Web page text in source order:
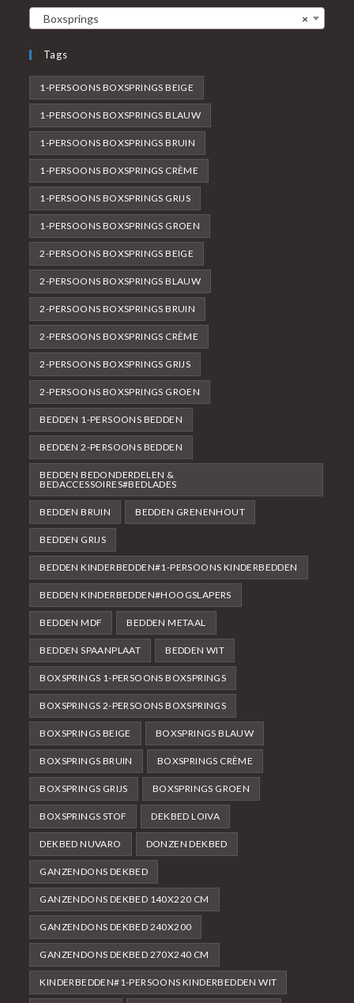
×
Boxsprings
Tags
1-PERSOONS BOXSPRINGS BEIGE
1-PERSOONS BOXSPRINGS BLAUW
1-PERSOONS BOXSPRINGS BRUIN
1-PERSOONS BOXSPRINGS CRÈME
1-PERSOONS BOXSPRINGS GRIJS
1-PERSOONS BOXSPRINGS GROEN
2-PERSOONS BOXSPRINGS BEIGE
2-PERSOONS BOXSPRINGS BLAUW
2-PERSOONS BOXSPRINGS BRUIN
2-PERSOONS BOXSPRINGS CRÈME
2-PERSOONS BOXSPRINGS GRIJS
2-PERSOONS BOXSPRINGS GROEN
BEDDEN 1-PERSOONS BEDDEN
BEDDEN 2-PERSOONS BEDDEN
BEDDEN BEDONDERDELEN &
BEDACCESSOIRES#BEDLADES
BEDDEN BRUIN BEDDEN GRENENHOUT
BEDDEN GRIJS
BEDDEN KINDERBEDDEN#1-PERSOONS KINDERBEDDEN
BEDDEN KINDERBEDDEN#HOOGSLAPERS
BEDDEN MDF BEDDEN METAAL
BEDDEN SPAANPLAAT BEDDEN WIT
BOXSPRINGS 1-PERSOONS BOXSPRINGS
BOXSPRINGS 2-PERSOONS BOXSPRINGS
BOXSPRINGS BEIGE BOXSPRINGS BLAUW
BOXSPRINGS BRUIN BOXSPRINGS CRÈME
BOXSPRINGS GRIJS BOXSPRINGS GROEN
BOXSPRINGS STOF DEKBED LOIVA
DEKBED NUVARO DONZEN DEKBED
GANZENDONS DEKBED
GANZENDONS DEKBED 140X220 CM
GANZENDONS DEKBED 240X200
GANZENDONS DEKBED 270X240 CM
KINDERBEDDEN#1-PERSOONS KINDERBEDDEN WIT